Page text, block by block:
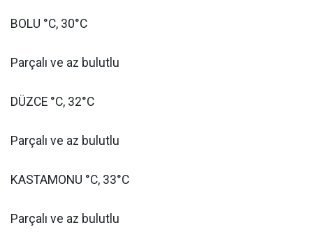
BOLU °C, 30°C
Parçalı ve az bulutlu
DÜZCE °C, 32°C
Parçalı ve az bulutlu
KASTAMONU °C, 33°C
Parçalı ve az bulutlu